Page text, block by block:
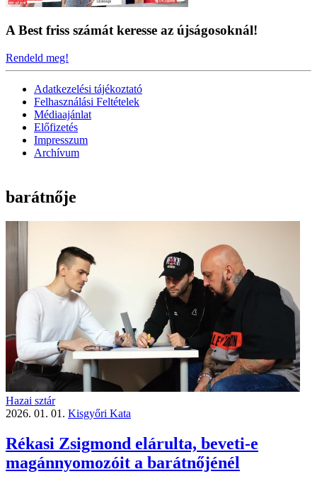
A Best friss számát keresse az újságosoknál!
Rendeld meg!
Adatkezelési tájékoztató
Felhasználási Feltételek
Médiaajánlat
Előfizetés
Impresszum
Archívum
barátnője
Hazai sztár
2026. 01. 01. Kisgyőri Kata
Rékasi Zsigmond elárulta, beveti-e
magánnyomozóit a barátnőjénél